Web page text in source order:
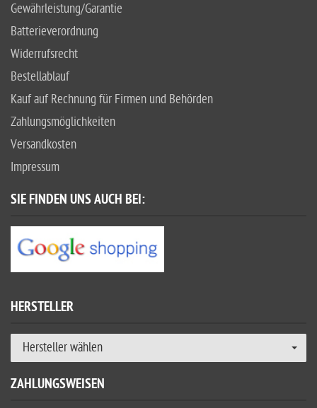
Gewährleistung/Garantie
Batterieverordnung
Widerrufsrecht
Bestellablauf
Kauf auf Rechnung für Firmen und Behörden
Zahlungsmöglichkeiten
Versandkosten
Impressum
SIE FINDEN UNS AUCH BEI:
HERSTELLER
Hersteller wählen
ZAHLUNGSWEISEN